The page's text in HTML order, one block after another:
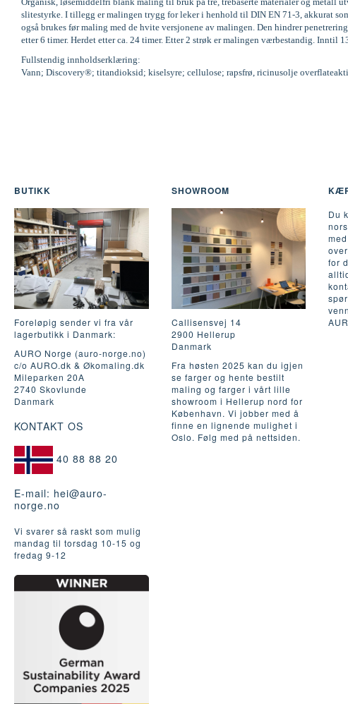
slitestyrke. I tillegg er malingen trygg for leker i henhold til DIN EN 71-3, akkurat
også brukes før maling med de hvite versjonene av malingen. Den hindrer
etter 6 timer. Herdet etter ca. 24 timer. Etter 2 strøk er malingen værbestandig. Inntil
Fullstendig innholdserklæring:
Vann; Discovery®; titandioksid; kiselsyre; cellulose; rapsfrø, ricinusolje
BUTIKK
Foreløpig sender vi fra vår
lagerbutikk i Danmark:
AURO Norge (auro-norge.no)
c/o AURO.dk & Økomaling.dk
Mileparken 20A
2740 Skovlunde
Danmark
KONTAKT OS
40 88 88 20
E-mail: hei@auro-
norge.no
Vi svarer så raskt som mulig
mandag til torsdag 10-15 og
fredag ​​9-12
SHOWROOM
Callisensvej 14
2900 Hellerup
Danmark
Fra høsten 2025 kan du igjen
se farger og hente bestilt
maling og farger i vårt lille
showroom i Hellerup nord for
København. Vi jobber med å
finne en lignende mulighet i
Oslo. Følg med på nettsiden.
Du
for